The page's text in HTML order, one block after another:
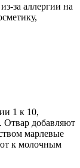
за аллергии на
1 к 10,
Отвар добавляют
марлевые
к молочным